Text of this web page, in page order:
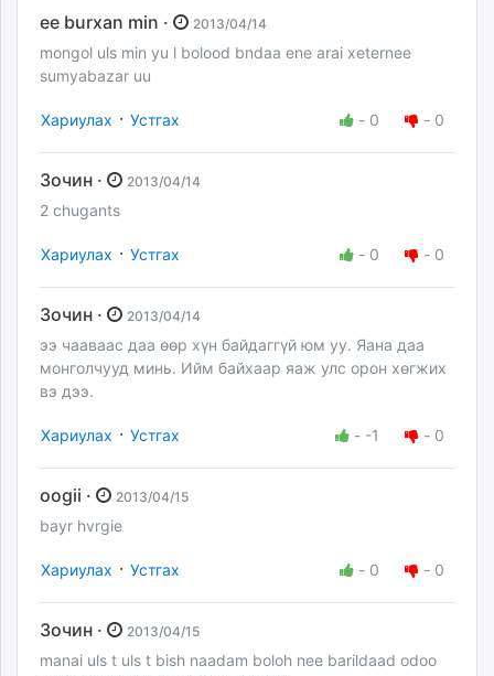
ee burxan min · 2013/04/14
mongol uls min yu l bolood bndaa ene arai xeternee
sumyabazar uu
Хариулах · Устгах - 0 - 0
Зочин · 2013/04/14
2 chugants
Хариулах · Устгах - 0 - 0
Зочин · 2013/04/14
ээ чааваас даа өөр хүн байдаггүй юм уу. Яана даа
монголчууд минь. Ийм байхаар яаж улс орон хөгжих
вэ дээ.
Хариулах · Устгах - -1 - 0
oogii · 2013/04/15
bayr hvrgie
Хариулах · Устгах - 0 - 0
Зочин · 2013/04/15
manai uls t uls t bish naadam boloh nee barildaad odoo